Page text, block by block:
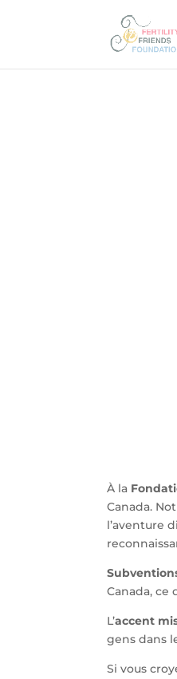
À la
Canada.
l’aventure
Canada, ce
L’accent
gens dans
Si vous